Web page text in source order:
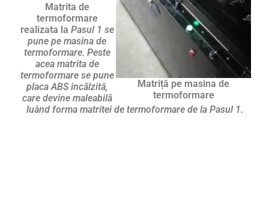
Matriță pe masina de
termoformare
Matrita de
termoformare
realizata la Pasul 1 se
pune pe masina de
termoformare. Peste
acea matrita de
termoformare se pune
placa ABS incălzită,
care devine maleabilă
luând forma matritei de termoformare de la Pasul 1.